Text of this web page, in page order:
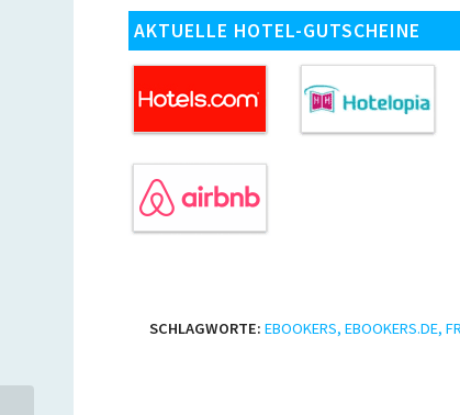
AKTUELLE HOTEL-GUTSCHEINE
SCHLAGWORTE: EBOOKERS, EBOOKERS.DE,